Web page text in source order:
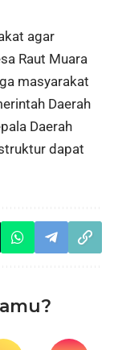
agar
Raut Muara
masyarakat
Daerah
Daerah
dapat